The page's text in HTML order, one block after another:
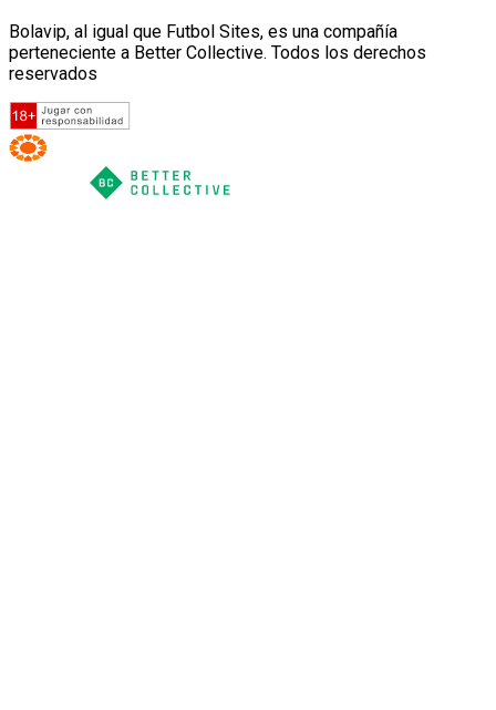
Bolavip, al igual que Futbol Sites, es una compañía
perteneciente a Better Collective. Todos los derechos
reservados